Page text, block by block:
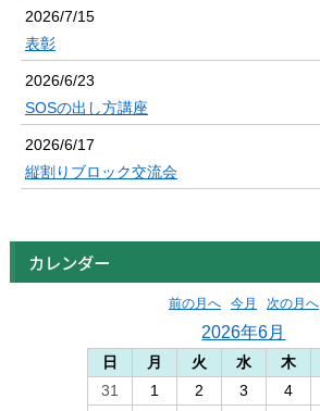
2026/7/15
表彰
2026/6/23
SOSの出し方講座
2026/6/17
縦割りブロック交流会
カレンダー
前の月へ 今月 次の月へ
2026年6月
日 月 火 水 木
31
1 2 3 4